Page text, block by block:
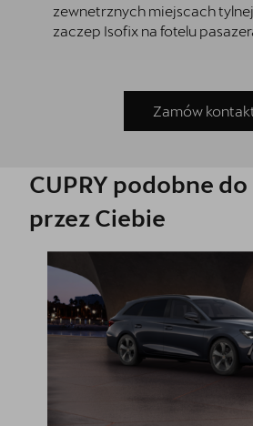
zewnetrznych miejscach
zaczep Isofix na fotelu
Zamów
CUPRY podobne
przez Ciebie